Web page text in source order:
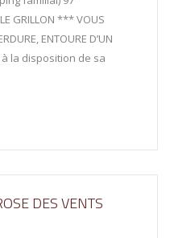
GRILLON *** VOUS
ENTOURE D’UN
à la disposition de sa
DES VENTS